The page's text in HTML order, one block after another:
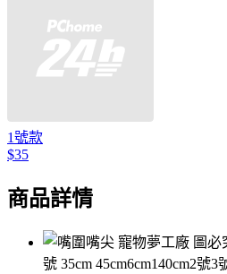
1號款
$35
商品詳情